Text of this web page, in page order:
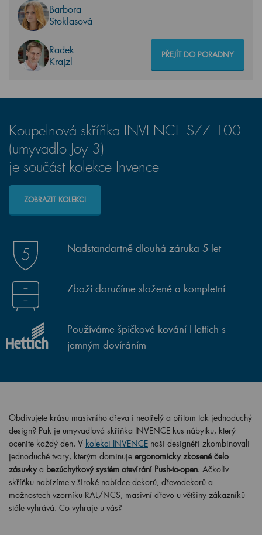
Barbora
Stoklasová
Radek
Krajzl
PŘEJÍT DO PORADNY
Koupelnová skříňka INVENCE SZZ 100
(umyvadlo Joy 3)
je součást kolekce Invence
ZOBRAZIT KOLEKCI
Nadstandartně dlouhá záruka 5 let
Zboží doručíme složené a kompletní
Používáme špičkové kování Hettich s
jemným dovíráním
Obdivujete krásu masivního dřeva i neotřelý a přitom tak jednoduchý
design? Pak je umyvadlová skříňka INVENCE kus nábytku, který
oceníte každý den. V kolekci INVENCE naši designéři zkombinovali
jednoduché tvary, kterým dominuje ergonomicky zkosené čelo
zásuvky a bezúchytkový systém otevírání Push-to-open. Ačkoliv
skříňku nabízíme v široké nabídce dekorů, dřevodekorů a
možnostech vzorníku RAL/NCS, masivní dřevo u většiny zákazníků
stále vyhrává. Co vyhraje u vás?